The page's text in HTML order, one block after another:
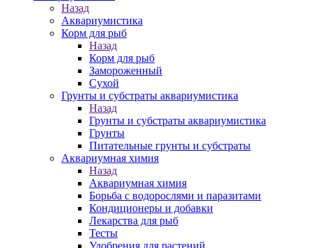
Назад
Аквариумистика
Корм для рыб
Назад
Корм для рыб
Замороженный
Сухой
Грунты и субстраты аквариумистика
Назад
Грунты и субстраты аквариумистика
Грунты
Питательные грунты и субстраты
Аквариумная химия
Назад
Аквариумная химия
Борьба с водорослями и паразитами
Кондиционеры и добавки
Лекарства для рыб
Тесты
Удобрения для растений